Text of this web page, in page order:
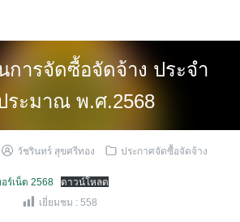
การจัดซื้อจัดจ้าง ประจำ
ระมาณ พ.ศ.2568
วัชรินทร์ สุขศรีทอง ประกาศจัดซื้อจัดจ้าง
ร์เน็ต 2568 ดาวน์โหลด
เยี่ยมชม : 558